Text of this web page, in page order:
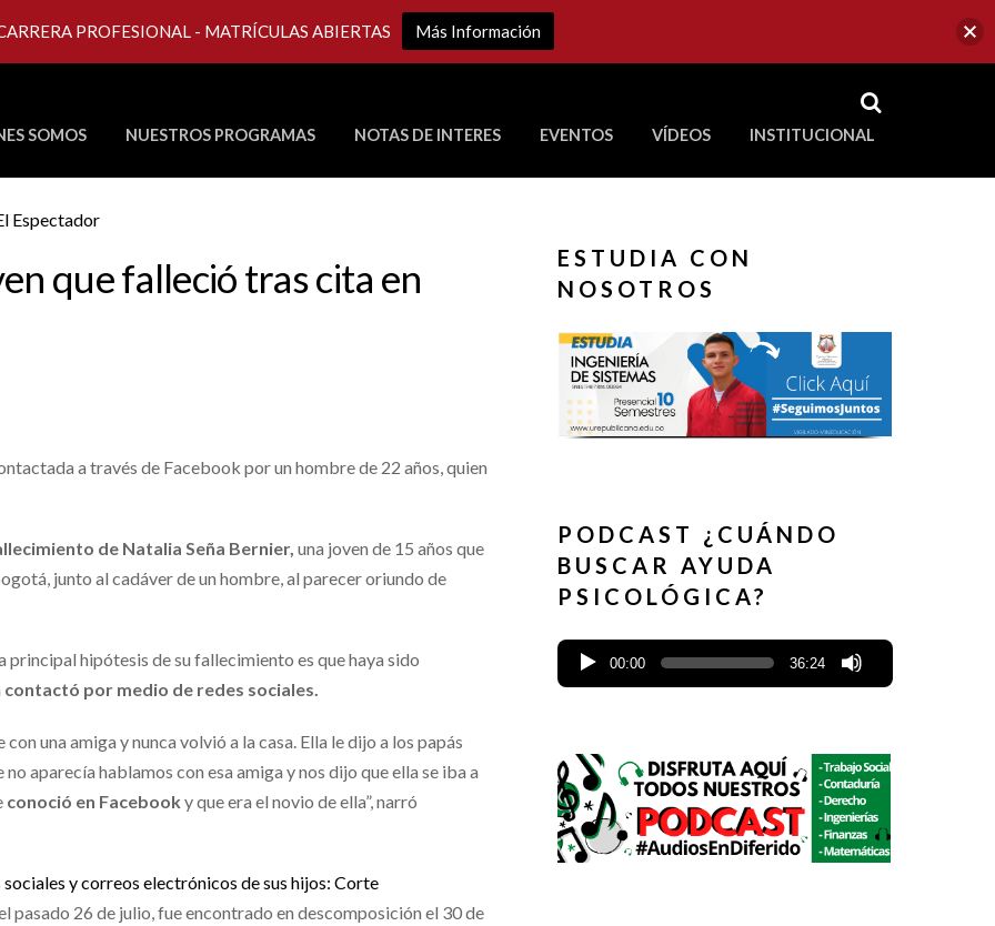
RSS
SOMOS NUESTROS PROGRAMAS NOTAS DE INTERES EVENTOS VÍDEOS INSTITUCIONAL
que falleció tras cita en
a través de Facebook por un hombre de 22 años, quien
de Natalia Seña Bernier, una joven de 15 años que
junto al cadáver de un hombre, al parecer oriundo de
principal hipótesis de su fallecimiento es que haya sido
contactó por medio de redes sociales.
una amiga y nunca volvió a la casa. Ella le dijo a los papás
aparecía hablamos con esa amiga y nos dijo que ella se iba a
conoció en Facebook y que era el novio de ella”, narró
y correos electrónicos de sus hijos: Corte
pasado 26 de julio, fue encontrado en descomposición el 30 de
ESTUDIA CON
NOSOTROS
PODCAST ¿CUÁNDO
BUSCAR AYUDA
PSICOLÓGICA?
00:00 36:24
PROFESIONAL - MATRÍCULAS ABIERTAS Más Información